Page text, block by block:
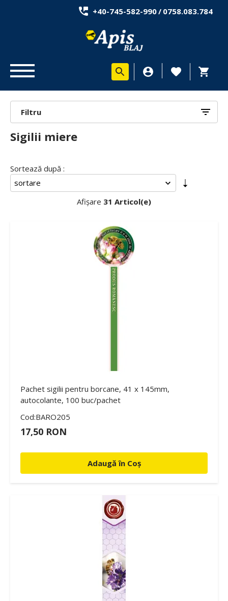
+40-745-582-990/ 0758.083.784
Filtru
Sigilii miere
Sortează după :
Afișare 31 Articol(e)
Pachet sigilii pentru borcane, 41 x 145mm,
autocolante, 100 buc/pachet
Cod:BARO205
17,50 RON
Adaugă în Coș